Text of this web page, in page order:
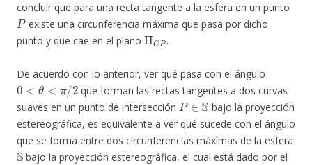
concluir que para una recta tangente a la esfera en un punto
P
existe una circunferencia máxima que pasa por dicho
punto y que cae en el plano
ΠCP
.
De acuerdo con lo anterior, ver qué pasa con el ángulo
0< θ<π/2
que forman las rectas tangentes a dos curvas
suaves en un punto de intersección
P∈S
bajo la proyección
estereográfica, es equivalente a ver qué sucede con el ángulo
que se forma entre dos circunferencias máximas de la esfera
S
bajo la proyección estereográfica, el cual está dado por el